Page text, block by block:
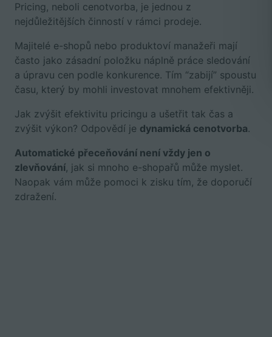
Pricing, neboli cenotvorba, je jednou z
nejdůležitějších činností v rámci prodeje.
Majitelé e-shopů nebo produktoví manažeři mají
často jako zásadní položku náplně práce sledování
a úpravu cen podle konkurence. Tím “zabijí” spoustu
času, který by mohli investovat mnohem efektivněji.
Jak zvýšit efektivitu pricingu a ušetřit tak čas a
zvýšit výkon? Odpovědí je dynamická cenotvorba.
Automatické přeceňování není vždy jen o
zlevňování, jak si mnoho e-shopařů může myslet.
Naopak vám může pomoci k zisku tím, že doporučí
zdražení.